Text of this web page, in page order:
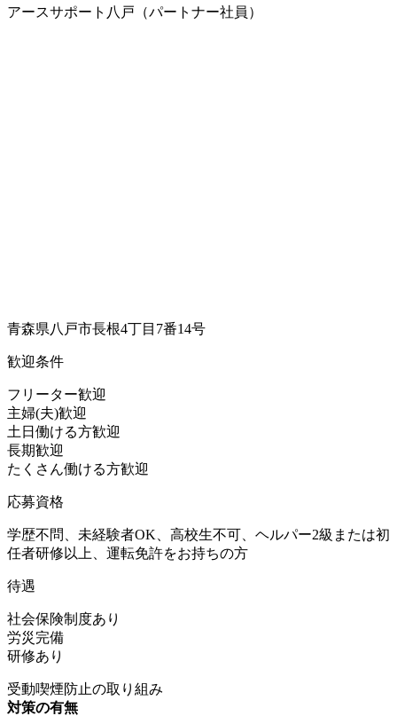
アースサポート八戸（パートナー社員）
青森県八戸市長根4丁目7番14号
歓迎条件
フリーター歓迎
主婦(夫)歓迎
土日働ける方歓迎
長期歓迎
たくさん働ける方歓迎
応募資格
学歴不問、未経験者OK、高校生不可、ヘルパー2級または初
任者研修以上、運転免許をお持ちの方
待遇
社会保険制度あり
労災完備
研修あり
受動喫煙防止の取り組み
対策の有無